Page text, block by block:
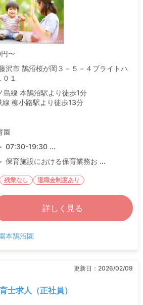
〜
沢市 鵠沼桜が岡３－５－４ブライトハ
１
島線 本鵠沼駅より徒歩1分
線 柳小路駅より徒歩13分
園
07:30-19:30 ...
保育施設における保育業務お ...
残業なし 退職金制度あり
詳しく見る
本鵠沼園
更新日： 2026/02/09
士求人（正社員）